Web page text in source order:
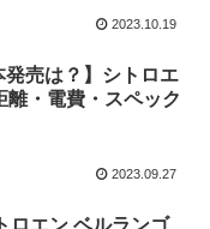
2023.10.19
発売は？】シトロエ
離・電費・スペック
2023.09.27
ロエン ベルランゴ